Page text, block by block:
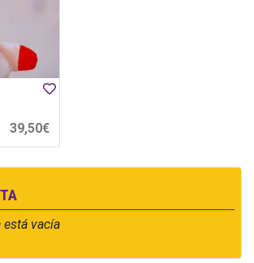
está vacía
39,50€